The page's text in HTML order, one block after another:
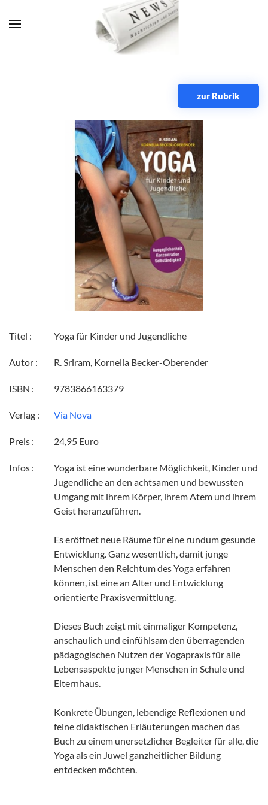
Zum Hauptinhalt springen
zur Rubrik
Titel : Yoga für Kinder und Jugendliche
Autor : R. Sriram, Kornelia Becker-Oberender
ISBN : 9783866163379
Verlag : Via Nova
Preis : 24,95 Euro
Infos :
Yoga ist eine wunderbare Möglichkeit, Kinder und
Jugendliche an den achtsamen und bewussten
Umgang mit ihrem Körper, ihrem Atem und ihrem
Geist heranzuführen.
Es eröffnet neue Räume für eine rundum gesunde
Entwicklung. Ganz wesentlich, damit junge
Menschen den Reichtum des Yoga erfahren
können, ist eine an Alter und Entwicklung
orientierte Praxisvermittlung.
Dieses Buch zeigt mit einmaliger Kompetenz,
anschaulich und einfühlsam den überragenden
pädagogischen Nutzen der Yogapraxis für alle
Lebensaspekte junger Menschen in Schule und
Elternhaus.
Konkrete Übungen, lebendige Reflexionen und
feine didaktischen Erläuterungen machen das
Buch zu einem unersetzlicher Begleiter für alle, die
Yoga als ein Juwel ganzheitlicher Bildung
entdecken möchten.